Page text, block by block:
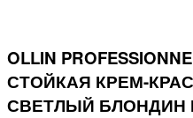
OLLIN
СТОЙКАЯ КРЕМ-
СВЕТЛЫЙ БЛОНДИН